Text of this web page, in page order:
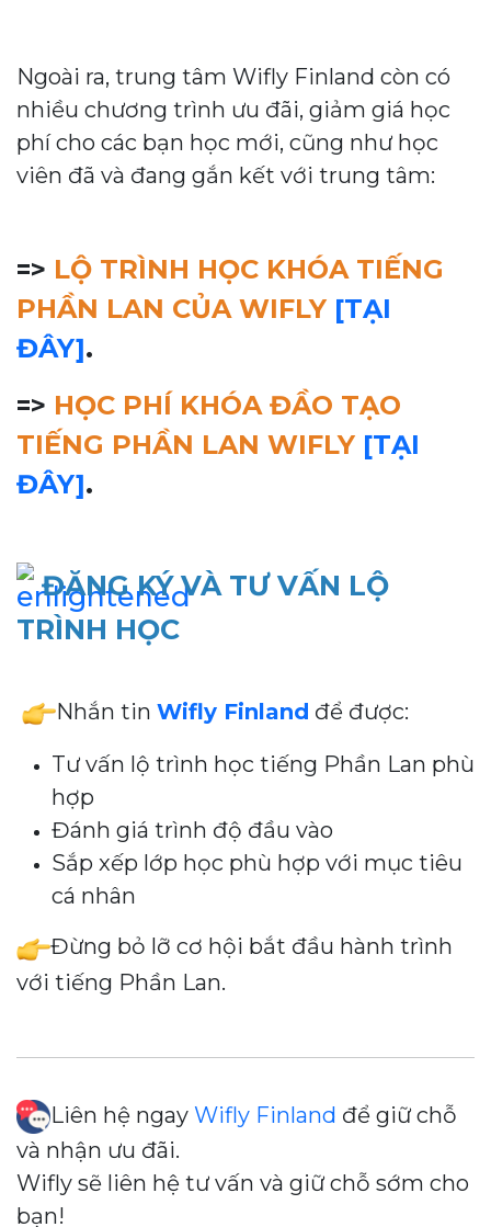
Ngoài ra, trung tâm Wifly Finland còn có
nhiều chương trình ưu đãi, giảm giá học
phí cho các bạn học mới, cũng như học
viên đã và đang gắn kết với trung tâm:
=> LỘ TRÌNH HỌC KHÓA TIẾNG
PHẦN LAN CỦA WIFLY [TẠI
ĐÂY].
=> HỌC PHÍ KHÓA ĐẦO TẠO
TIẾNG PHẦN LAN WIFLY [TẠI
ĐÂY].
ĐĂNG KÝ VÀ TƯ VẤN LỘ
TRÌNH HỌC
Nhắn tin Wifly Finland để được:
Tư vấn lộ trình học tiếng Phần Lan phù
hợp
Đánh giá trình độ đầu vào
Sắp xếp lớp học phù hợp với mục tiêu
cá nhân
Đừng bỏ lỡ cơ hội bắt đầu hành trình
với tiếng Phần Lan.
Liên hệ ngay Wifly Finland để giữ chỗ
và nhận ưu đãi.
Wifly sẽ liên hệ tư vấn và giữ chỗ sớm cho
bạn!